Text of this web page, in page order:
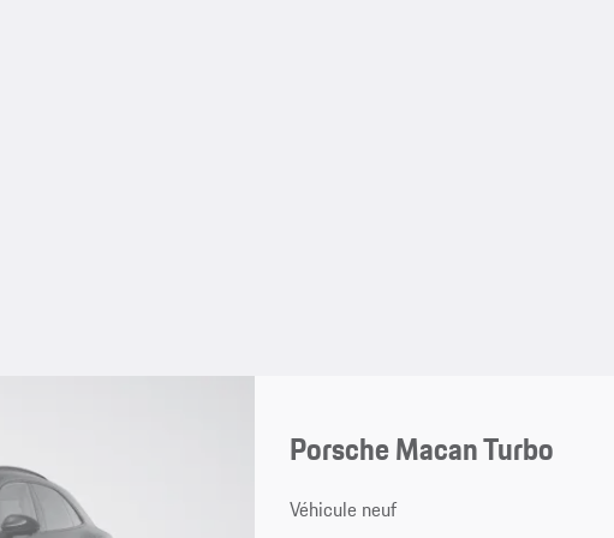
Porsche Macan Turbo
Véhicule neuf